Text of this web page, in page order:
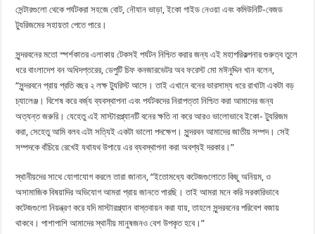
সেন্টারগুলো থেকে পর্যটকরা সহজে বোট, নৌযান ভাড়া, ইকো গাইড নেওয়া এবং কমিউনিটি-বেজড
ট্যুরিজমের সহায়তা পেতে পারে।
সুন্দরবনের মতো স্পর্শকাতর এলাকায় টেকসই পর্যটন নিশ্চিত করার জন্য এই মহাপরিকল্পনার গুরুত্ব তুলে
ধরে বাংলাদেশ বন অধিদপ্তরের, ডেপুটি চিফ কনজারভেটর অব ফরেস্ট মো মঈনুদ্দিন খান বলেন,
“সুন্দরবনে প্রায় প্রতি বছর ২ লক্ষ ট্যুরিস্ট আসে। তাই এখানে বনের ভারসাম্য ধরে রাখাটা একটা বড়
চ্যালেঞ্জ। বিশেষ করে বর্জ্য ব্যবস্থাপনা এবং পর্যটকদের নিরাপত্তা নিশ্চিত করা আমাদের জন্য
অত্যন্ত জরুরি। যেহেতু এই মাস্টারপ্ল্যানটি বনের ক্ষতি না করে আরও ভালোভাবে ইকো- ট্যুরিজম
করা, সেহেতু আমি বলব এটা সত্যিই একটা ভালো পদক্ষেপ। সুন্দরবন আমাদের জাতীয় সম্পদ। সেই
সম্পদকে বাঁচিয়ে রেখেই যথাযথ উপায়ে এর ব্যবস্থাপনা করা অবশ্যই দরকার।”
স্থানীয়দের সাথে যোগাযোগ করলে তারা জানান, “ইতোমধ্যে কটেজগুলোতে কিছু অনিয়ম, ও
অসামাজিক বিষয়াদির অভিযোগ আমরা প্রায় জানতে পারছি। তাই আমরা মনে করি সরকারিভাবে
কটেজগুলো নিয়ন্ত্রণ করে যদি মাস্টারপ্ল্যান বাস্তবায়ন করা যায়, তাহলে সুন্দরবনের পরিবেশ বজায়
থাকবে। পাশাপাশি আমাদের স্থানীয় মানুষজনও বেশ উপকৃত হবে।”